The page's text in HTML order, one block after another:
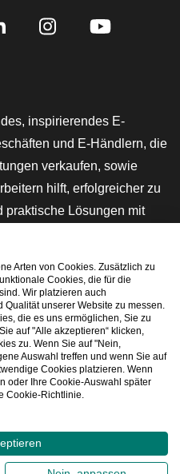
inspirierendes E-
und E-Händlern, die
verkaufen, sowie
hilft, erfolgreicher zu
praktische Lösungen mit
und verfügen über
die Thuiswinkel e-
Arten von Cookies. Zusätzlich zu
Cookies, die für die
Wir platzieren auch
unserer Website zu messen.
die es uns ermöglichen, Sie zu
auf "Alle akzeptieren“ klicken,
zu. Wenn Sie auf "Nein,
Auswahl treffen und wenn Sie auf
Cookies platzieren. Wenn
oder Ihre Cookie-Auswahl später
Cookie-Richtlinie.